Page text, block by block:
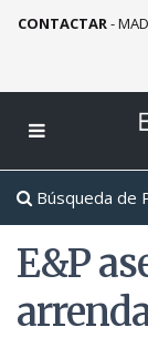
CONTACTAR-
Búsqueda de
E&P